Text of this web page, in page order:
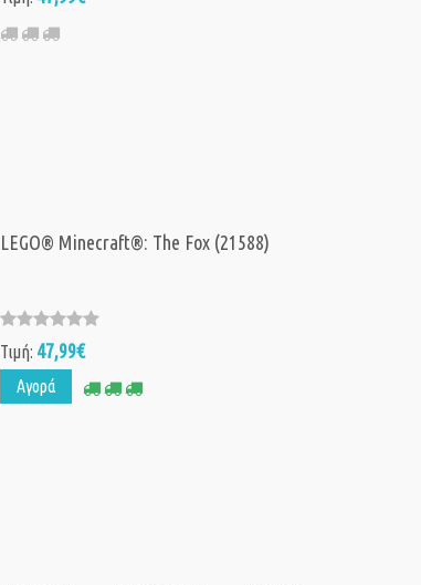
LEGO® Minecraft®: The Fox (21588)
Τιμή: 47,99€
Αγορά